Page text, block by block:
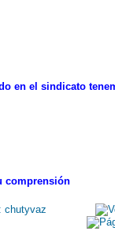
en el sindicato
comprensión